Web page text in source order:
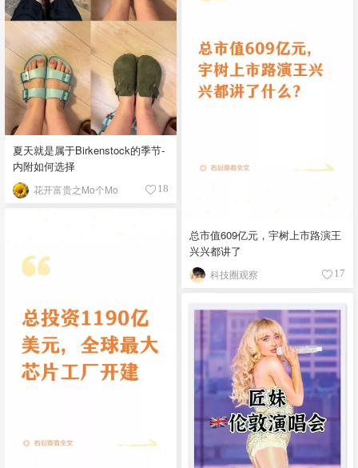
夏天就是属于Birkenstock的季节-
内附如何选择
花开富贵之Mo个Mo 18
总市值609亿元，宇树上市路演王
兴兴都讲了
科技圈观察 17